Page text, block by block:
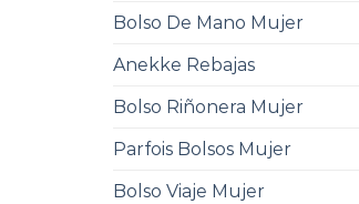
Bolso De Mano Mujer
Anekke Rebajas
Bolso Riñonera Mujer
Parfois Bolsos Mujer
Bolso Viaje Mujer